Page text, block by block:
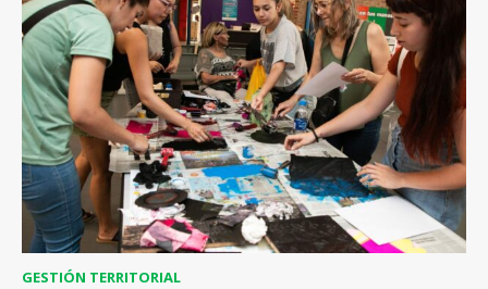
GESTIÓN TERRITORIAL